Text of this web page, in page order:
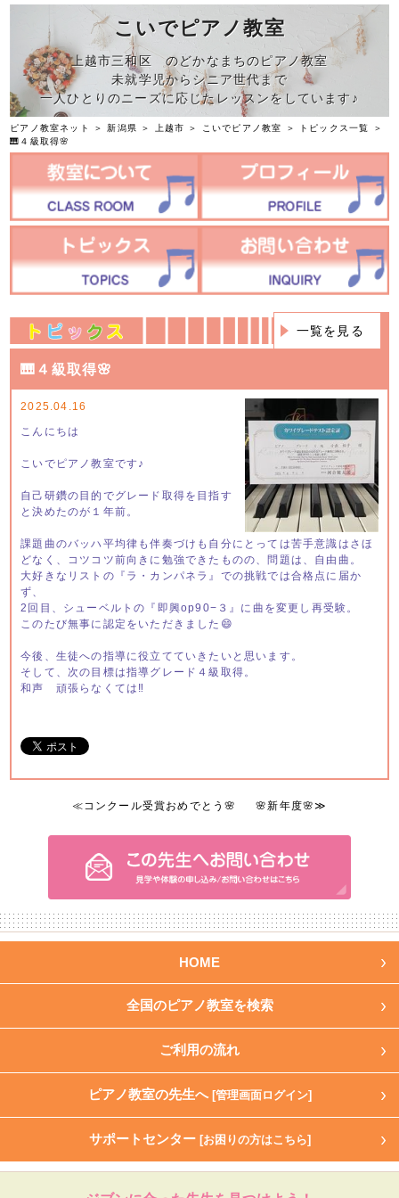
こいでピアノ教室
上越市三和区 のどかなまちのピアノ教室
未就学児からシニア世代まで
一人ひとりのニーズに応じたレッスンをしています♪
ピアノ教室ネット ＞新潟県 ＞ 上越市 ＞ こいでピアノ教室 ＞ トピックス一覧
＞
🎹４級取得🌸
一覧を見る
🎹４級取得🌸
2025.04.16
こんにちは
こいでピアノ教室です♪
自己研鑽の目的でグレード取得を目指す
と決めたのが１年前。
課題曲のバッハ平均律も伴奏づけも自分にとっては苦手意識はさほ
どなく、コツコツ前向きに勉強できたものの、問題は、自由曲。
大好きなリストの『ラ・カンパネラ』での挑戦では合格点に届か
ず、
2回目、シューベルトの『即興op90−３』に曲を変更し再受験。
このたび無事に認定をいただきました😄
今後、生徒への指導に役立てていきたいと思います。
そして、次の目標は指導グレード４級取得。
和声 頑張らなくては‼️
≪ コンクール受賞おめでとう🌸 🌸新年度🌸≫
HOME
全国のピアノ教室を検索
ご利用の流れ
ピアノ教室の先生へ [管理画面ログイン]
サポートセンター [お困りの方はこちら]